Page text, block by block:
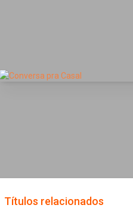
Títulos relacionados